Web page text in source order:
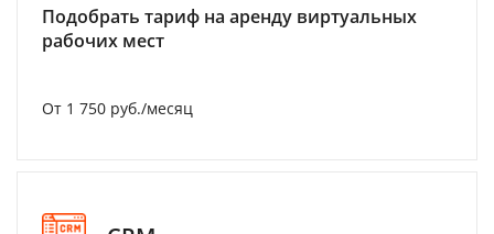
Подобрать тариф на аренду виртуальных
рабочих мест
От 1 750 руб./месяц